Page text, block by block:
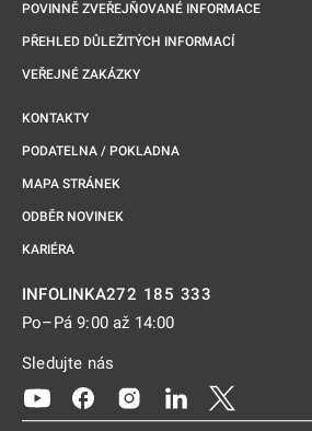
POVINNĚ ZVEŘEJŇOVANÉ INFORMACE
PŘEHLED DŮLEŽITÝCH INFORMACÍ
VEŘEJNÉ ZAKÁZKY
KONTAKTY
PODATELNA / POKLADNA
MAPA STRÁNEK
ODBĚR NOVINEK
KARIÉRA
INFOLINKA272 185 333
Po–Pá 9:00 až 14:00
Sledujte nás
Odkaz se otevře na nové kartě
Odkaz se otevře na nové
Odkaz se otevře na
Odkaz se